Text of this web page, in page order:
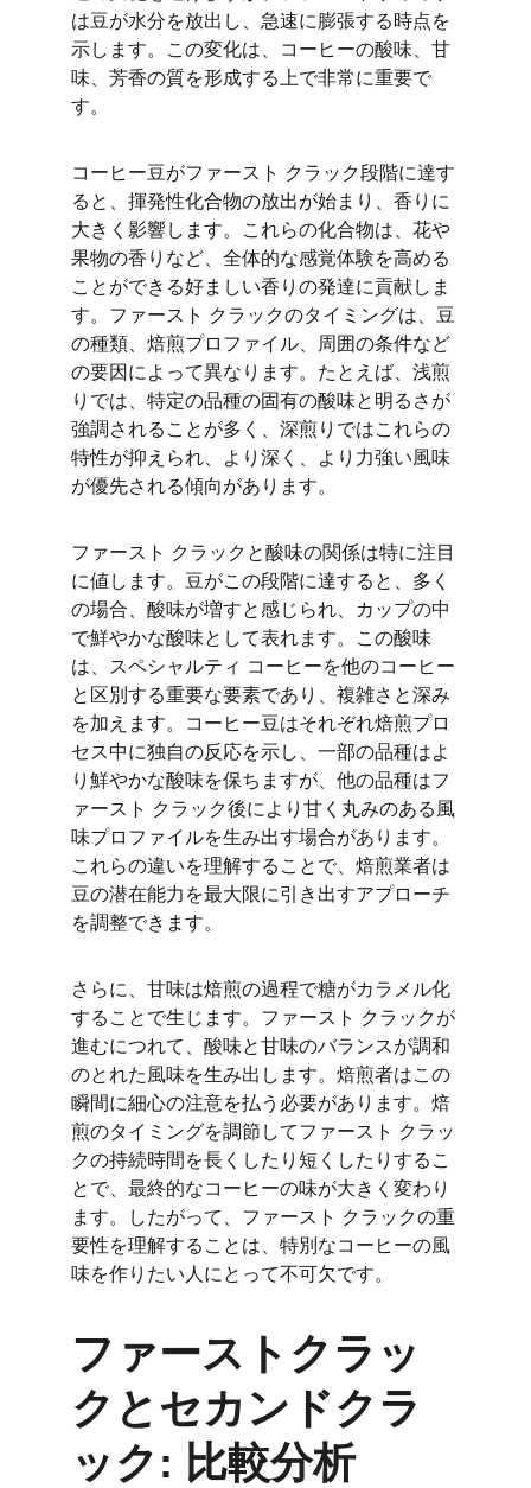
は豆が水分を放出し、急速に膨張する時点を
示します。この変化は、コーヒーの酸味、甘
味、芳香の質を形成する上で非常に重要で
す。
コーヒー豆がファースト クラック段階に達す
ると、揮発性化合物の放出が始まり、香りに
大きく影響します。これらの化合物は、花や
果物の香りなど、全体的な感覚体験を高める
ことができる好ましい香りの発達に貢献しま
す。ファースト クラックのタイミングは、豆
の種類、焙煎プロファイル、周囲の条件など
の要因によって異なります。たとえば、浅煎
りでは、特定の品種の固有の酸味と明るさが
強調されることが多く、深煎りではこれらの
特性が抑えられ、より深く、より力強い風味
が優先される傾向があります。
ファースト クラックと酸味の関係は特に注目
に値します。豆がこの段階に達すると、多く
の場合、酸味が増すと感じられ、カップの中
で鮮やかな酸味として表れます。この酸味
は、スペシャルティ コーヒーを他のコーヒー
と区別する重要な要素であり、複雑さと深み
を加えます。コーヒー豆はそれぞれ焙煎プロ
セス中に独自の反応を示し、一部の品種はよ
り鮮やかな酸味を保ちますが、他の品種はフ
ァースト クラック後により甘く丸みのある風
味プロファイルを生み出す場合があります。
これらの違いを理解することで、焙煎業者は
豆の潜在能力を最大限に引き出すアプローチ
を調整できます。
さらに、甘味は焙煎の過程で糖がカラメル化
することで生じます。ファースト クラックが
進むにつれて、酸味と甘味のバランスが調和
のとれた風味を生み出します。焙煎者はこの
瞬間に細心の注意を払う必要があります。焙
煎のタイミングを調節してファースト クラッ
クの持続時間を長くしたり短くしたりするこ
とで、最終的なコーヒーの味が大きく変わり
ます。したがって、ファースト クラックの重
要性を理解することは、特別なコーヒーの風
味を作りたい人にとって不可欠です。
ファーストクラッ
クとセカンドクラ
ック: 比較分析